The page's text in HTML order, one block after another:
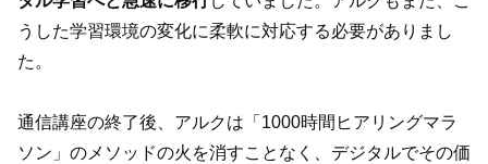
うした学習環境の変化に柔軟に対応する必要がありまし
た。
通信講座の終了後、アルクは「1000時間ヒアリングマラ
ソン」のメソッドの火を消すことなく、デジタルでその価